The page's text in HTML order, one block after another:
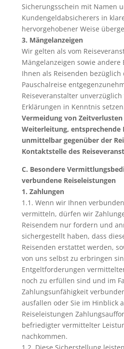
Sicherungsschein mit Namen
Kundengeldabsicherers in
hervorgehobener Weise
3. Mängelanzeigen
Wir gelten als vom
Mängelanzeigen sowie andere
Ihnen als Reisenden
Pauschalreise
Reiseveranstalter unverzüglich
Erklärungen in Kenntnis
Vermeidung von
Weiterleitung, entsprechende
unmittelbar gegenüber der
Kontaktstelle des
C. Besondere
verbundene Reiseleistungen
1. Zahlungen
1.1. Wenn wir Ihnen
vermitteln, dürfen wir
Reisendem nur fordern und
sichergestellt haben, dass
Reisenden erstattet werden,
von uns selbst zu erbringen
Entgeltforderungen
noch zu erfüllen sind und im
Zahlungsunfähigkeit
ausfallen oder Sie im Hinblick
Reiseleistungen
befriedigter vermittelter
nachkommen.